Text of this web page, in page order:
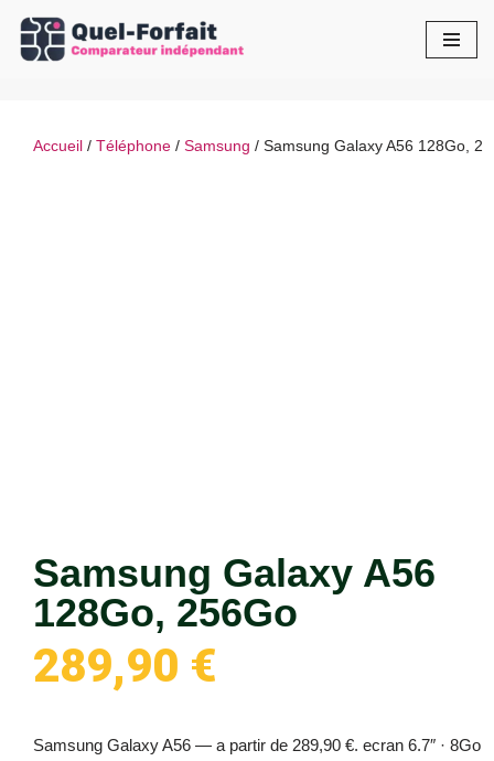
Aller
Accueil / Téléphone / Samsung / Samsung Galaxy A56 128Go,
Samsung Galaxy A56
128Go, 256Go
289,90 €
Samsung Galaxy A56 — a partir de 289,90 €. ecran 6.7″ · 8Go